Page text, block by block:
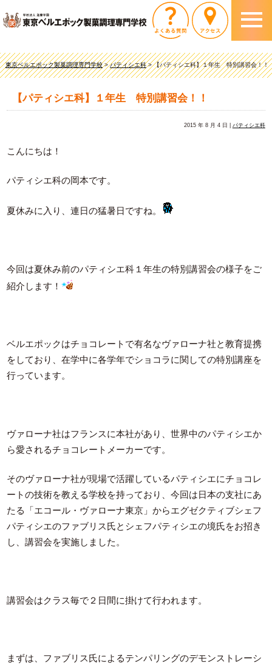
東京ベルエポック製菓調理専門学校>パティシエ科>【パティシエ科】１年生 特別講習会！！
【パティシエ科】１年生 特別講習会！！
2015 年 8 月 4 日 | パティシエ科
こんにちは！
パティシエ科の岡本です。
夏休みに入り、連日の猛暑日ですね。
今回は夏休み前のパティシエ科１年生の特別講習会の様子をご
紹介します！
ベルエポックはチョコレートで有名なヴァローナ社と教育提携
をしており、在学中に各学年でショコラに関しての特別講座を
行っています。
ヴァローナ社はフランスに本社があり、世界中のパティシエか
ら愛されるチョコレートメーカーです。
そのヴァローナ社が現場で活躍しているパティシエにチョコレ
ートの技術を教える学校を持っており、今回は日本の支社にあ
たる「エコール・ヴァローナ東京」からエグゼクティブシェフ
パティシエのファブリス氏とシェフパティシエの境氏をお招き
し、講習会を実施しました。
講習会はクラス毎で２日間に掛けて行われます。
まずは、ファブリス氏によるテンパリングのデモンストレーシ